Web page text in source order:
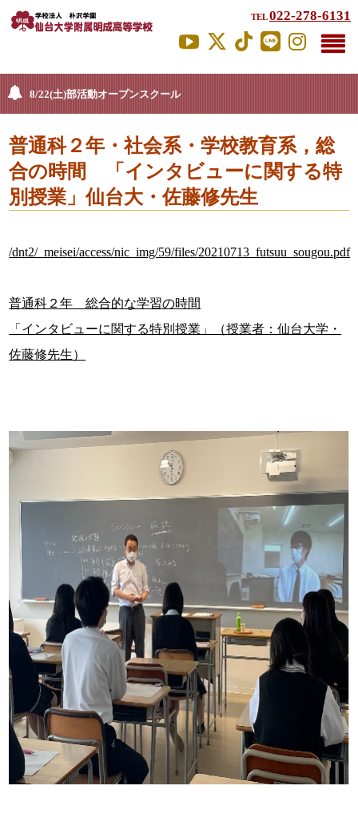
TEL022-278-6131
8/22(土)部活動オープンスクール
普通科２年・社会系・学校教育系，総
合の時間 「インタビューに関する特
別授業」仙台大・佐藤修先生
/dnt2/_meisei/access/nic_img/59/files/20210713_futsuu_sougou.pdf
普通科２年 総合的な学習の時間
「インタビューに関する特別授業」（授業者：仙台大学・
佐藤修先生）